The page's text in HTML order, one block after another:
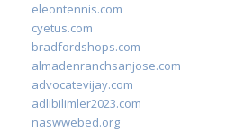
eleontennis.com
cyetus.com
bradfordshops.com
almadenranchsanjose.com
advocatevijay.com
adlibilimler2023.com
naswwebed.org